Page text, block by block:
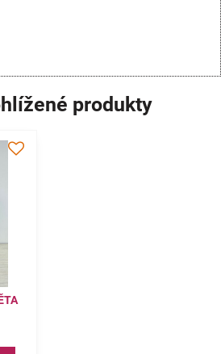
produkty